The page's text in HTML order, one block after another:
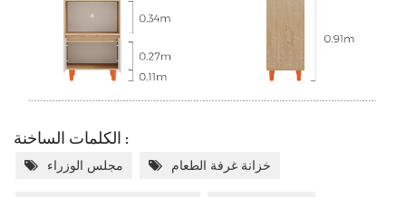
الكلمات الساخنة :
مجلس الوزراء خزانة غرفة الطعام